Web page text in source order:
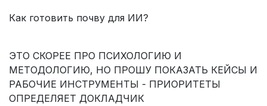
Как готовить почву для ИИ?
ЭТО СКОРЕЕ ПРО ПСИХОЛОГИЮ И
МЕТОДОЛОГИЮ, НО ПРОШУ ПОКАЗАТЬ КЕЙСЫ И
РАБОЧИЕ ИНСТРУМЕНТЫ - ПРИОРИТЕТЫ
ОПРЕДЕЛЯЕТ ДОКЛАДЧИК